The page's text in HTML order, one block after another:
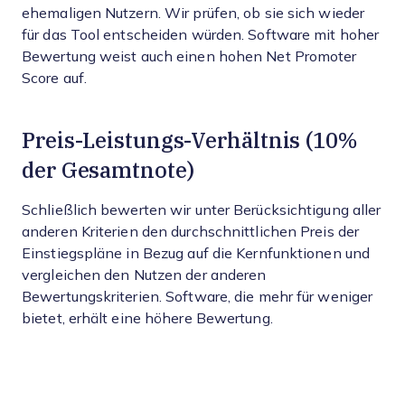
ehemaligen Nutzern. Wir prüfen, ob sie sich wieder
für das Tool entscheiden würden. Software mit hoher
Bewertung weist auch einen hohen Net Promoter
Score auf.
Preis-Leistungs-Verhältnis (10%
der Gesamtnote)
Schließlich bewerten wir unter Berücksichtigung aller
anderen Kriterien den durchschnittlichen Preis der
Einstiegspläne in Bezug auf die Kernfunktionen und
vergleichen den Nutzen der anderen
Bewertungskriterien. Software, die mehr für weniger
bietet, erhält eine höhere Bewertung.